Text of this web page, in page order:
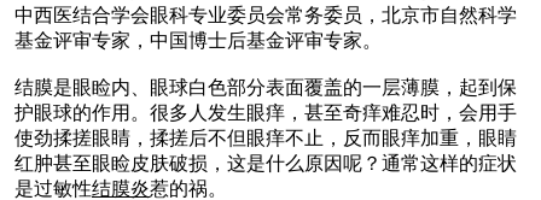
中西医结合学会眼科专业委员会常务委员，北京市自然科学
基金评审专家，中国博士后基金评审专家。
结膜是眼睑内、眼球白色部分表面覆盖的一层薄膜，起到保
护眼球的作用。很多人发生眼痒，甚至奇痒难忍时，会用手
使劲揉搓眼睛，揉搓后不但眼痒不止，反而眼痒加重，眼睛
红肿甚至眼睑皮肤破损，这是什么原因呢？通常这样的症状
是过敏性结膜炎惹的祸。